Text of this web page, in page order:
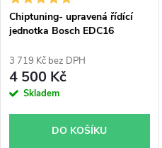
p
r
o
s
p
r
o
Chiptuning- upravená řídící
jednotka Bosch EDC16
3 719 Kč bez DPH
4 500 Kč
Skladem
DO KOŠÍKU